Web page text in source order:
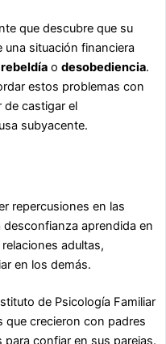
que descubre que su
situación financiera
o desobediencia.
estos problemas con
de castigar el
subyacente.
repercusiones en las
desconfianza aprendida en
adultas,
en los demás.
de Psicología Familiar
que crecieron con padres
confiar en sus parejas.